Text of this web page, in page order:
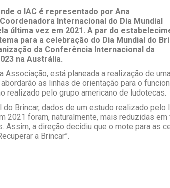
o IAC é representado por Ana
Internacional do Dia Mundial
última vez em 2021. A par do
para a celebração do Dia Mundial do
da Conferência Internacional da
na Austrália.
Associação, está planeada a realização de
as linhas de orientação para o
realizado pelo grupo americano de ludotecas.
do Brincar, dados de um estudo realizado pelo
2021 foram, naturalmente, mais reduzidas
Assim, a direção decidiu que o mote para as
a Brincar”.